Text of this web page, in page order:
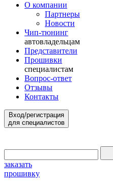
О компании
Партнеры
Новости
Чип-тюнинг
автовладельцам
Представители
Прошивки
специалистам
Вопрос-ответ
Отзывы
Контакты
Вход/регистрация
для специалистов
заказать
прошивку